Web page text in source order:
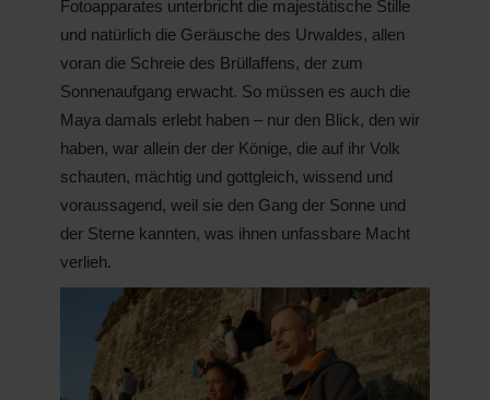
Fotoapparates unterbricht die majestätische Stille
und natürlich die Geräusche des Urwaldes, allen
voran die Schreie des Brüllaffens, der zum
Sonnenaufgang erwacht. So müssen es auch die
Maya damals erlebt haben – nur den Blick, den wir
haben, war allein der der Könige, die auf ihr Volk
schauten, mächtig und gottgleich, wissend und
voraussagend, weil sie den Gang der Sonne und
der Sterne kannten, was ihnen unfassbare Macht
verlieh.